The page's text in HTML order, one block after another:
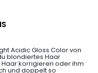
Acidic Gloss Color von
blondiertes Haar
korrigieren oder ihm
und doppelt so